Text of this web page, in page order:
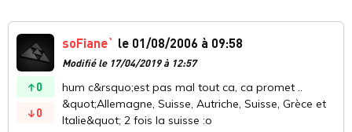
0
0
soFiane` le 01/08/2006 à 09:58
Modifié le 17/04/2019 à 12:57
hum c&rsquo;est pas mal tout ca, ca promet ..
&quot;Allemagne, Suisse, Autriche, Suisse, Grèce et
Italie&quot; 2 fois la suisse :o